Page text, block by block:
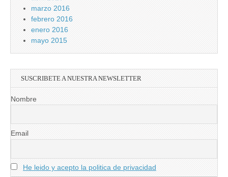
marzo 2016
febrero 2016
enero 2016
mayo 2015
SUSCRIBETE A NUESTRA NEWSLETTER
Nombre
Email
He leido y acepto la politica de privacidad